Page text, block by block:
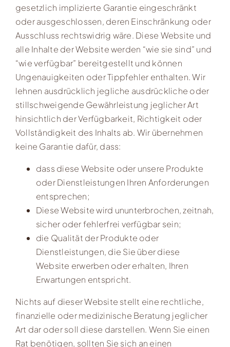
gesetzlich implizierte Garantie eingeschränkt
oder ausgeschlossen, deren Einschränkung oder
Ausschluss rechtswidrig wäre. Diese Website und
alle Inhalte der Website werden “wie sie sind” und
“wie verfügbar” bereitgestellt und können
Ungenauigkeiten oder Tippfehler enthalten. Wir
lehnen ausdrücklich jegliche ausdrückliche oder
stillschweigende Gewährleistung jeglicher Art
hinsichtlich der Verfügbarkeit, Richtigkeit oder
Vollständigkeit des Inhalts ab. Wir übernehmen
keine Garantie dafür, dass:
dass diese Website oder unsere Produkte
oder Dienstleistungen Ihren Anforderungen
entsprechen;
Diese Website wird ununterbrochen, zeitnah,
sicher oder fehlerfrei verfügbar sein;
die Qualität der Produkte oder
Dienstleistungen, die Sie über diese
Website erwerben oder erhalten, Ihren
Erwartungen entspricht.
Nichts auf dieser Website stellt eine rechtliche,
finanzielle oder medizinische Beratung jeglicher
Art dar oder soll diese darstellen. Wenn Sie einen
Rat benötigen, sollten Sie sich an einen